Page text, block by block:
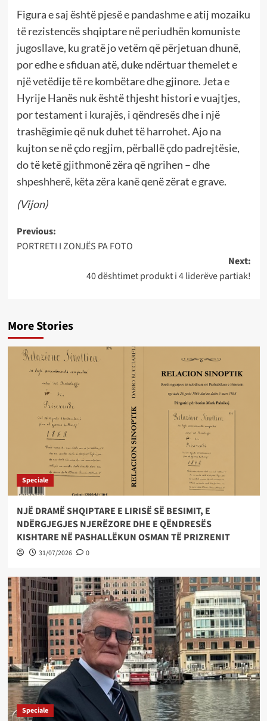
Figura e saj është pjesë e pandashme e atij mozaiku
të rezistencës shqiptare në periudhën komuniste
jugosllave, ku gratë jo vetëm që përjetuan dhunë,
por edhe e sfiduan atë, duke ndërtuar themelet e
një vetëdije të re kombëtare dhe gjinore. Jeta e
Hyrije Hanës nuk është thjesht histori e vuajtjes,
por testament i kurajës, i qëndresës dhe i një
trashëgimie që nuk duhet të harrohet. Ajo na
kujton se në çdo regjim, përballë çdo padrejtësie,
do të ketë gjithmonë zëra që ngrihen – dhe
shpeshherë, këta zëra kanë qenë zërat e grave.
(Vijon)
Post
navigation
Previous:
PORTRETI I ZONJËS PA FOTO
Next:
40 dështimet produkt i 4 liderëve partiak!
More Stories
Speciale
NJË DRAMË SHQIPTARE E LIRISË SË BESIMIT, E
NDËRGJEGJES NJERËZORE DHE E QËNDRESËS
KISHTARE NË PASHALLËKUN OSMAN TË PRIZRENIT
31/07/2026 0
Speciale